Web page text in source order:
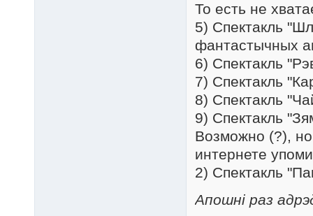
То есть не
5) Спектакль
фантастычных
6) Спектакль
7) Спектакль
8) Спектакль
9) Спектакль
Возможно (?), но
интернете
2) Спектакль
Апошні раз